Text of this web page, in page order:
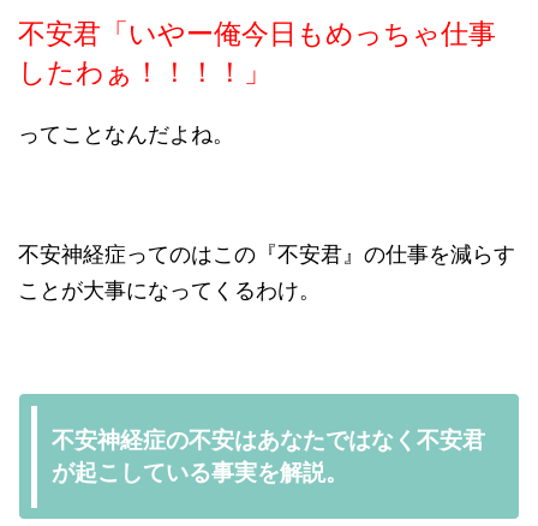
不安君「いやー俺今日もめっちゃ仕事
したわぁ！！！！」
ってことなんだよね。
不安神経症ってのはこの『不安君』の仕事を減らす
ことが大事になってくるわけ。
不安神経症の不安はあなたではなく不安君
が起こしている事実を解説。